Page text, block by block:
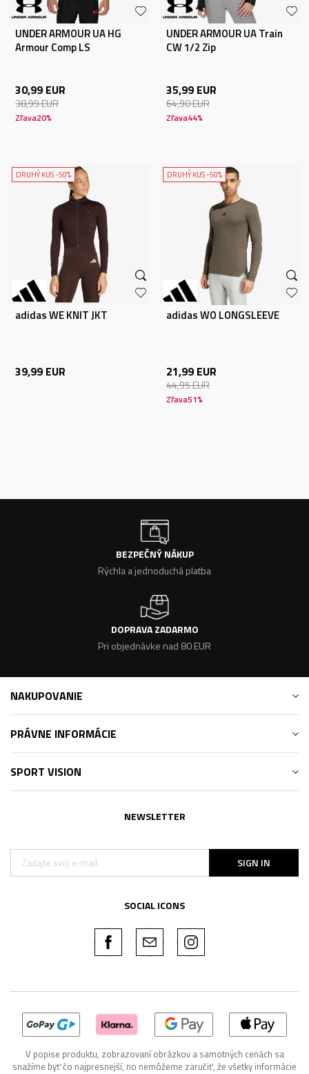
UNDER ARMOUR UA HG
Armour Comp LS
30,99 EUR
38,99EUR
Zľava20%
UNDER ARMOUR UA Train
CW 1/2 Zip
35,99 EUR
64,90EUR
Zľava44%
DRUHÝ KUS -50%
adidas WE KNIT JKT
39,99 EUR
DRUHÝ KUS -50%
adidas WO LONGSLEEVE
21,99 EUR
44,95EUR
Zľava51%
BEZPEČNÝ NÁKUP
Rýchla a jednoduchá platba
DOPRAVA ZADARMO
Pri objednávke nad 80 EUR
NAKUPOVANIE
PRÁVNE INFORMÁCIE
SPORT VISION
NEWSLETTER
SIGN IN
SOCIAL ICONS
V popise produktu, zobrazovaní obrázkov a samotných cenách sa
snažíme byť čo najpresnejší, no nemôžeme zaručiť, že všetky informácie